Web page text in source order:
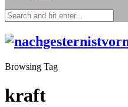
Browsing Tag
kraft